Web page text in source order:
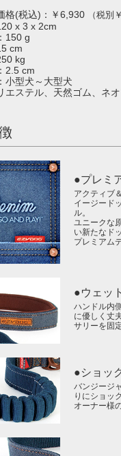
格(税込)：￥6,930 （税別
x 3 x 2cm
150 g
cm
kg
2.5 cm
小型犬～大型犬
エステル、天然ゴム、ネ
プレミ
アクティブ
イージード
ル。
ユニークな
い新たなド
プレミアム
ウェッ
ハンドル内
に優しく丈
サリーを固
ショッ
バンジージ
りにショッ
オーナー様